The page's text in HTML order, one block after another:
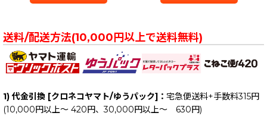
送料/配送方法(10,000円以上で送料無料)
1) 代金引換 [クロネコヤマト/ゆうパック]： 宅急便送料+手数料315円
(10,000円以上～ 420円、30,000円以上～ 630円)